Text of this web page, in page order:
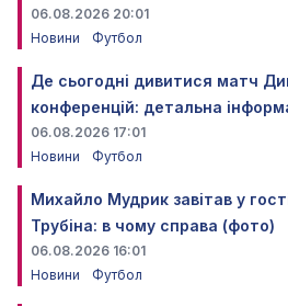
06.08.2026 20:01
Новини
Футбол
Де сьогодні дивитися матч
конференцій: детальна
06.08.2026 17:01
Новини
Футбол
Михайло Мудрик завітав у
Трубіна: в чому справа (фото)
06.08.2026 16:01
Новини
Футбол